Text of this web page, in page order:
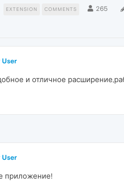
EXTENSION COMMENTS 265
User
и отличное
User
приложение!